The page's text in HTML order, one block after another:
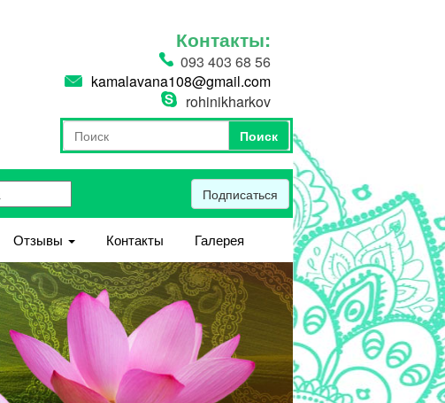
Контакты:
093 403 68 56
kamalavana108@gmail.com
rohinikharkov
Форма поиска
Поиск
Поиск
Подписаться
Отзывы Контакты Галерея